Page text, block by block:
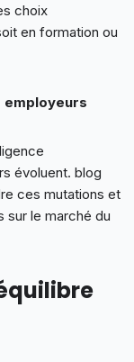
choix
en formation ou
employeurs
évoluent. blog
ces mutations et
le marché du